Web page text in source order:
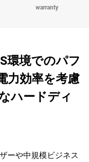
warranty
環境でのパフ
力効率を考慮
ハードディ
ーや中規模ビジネス